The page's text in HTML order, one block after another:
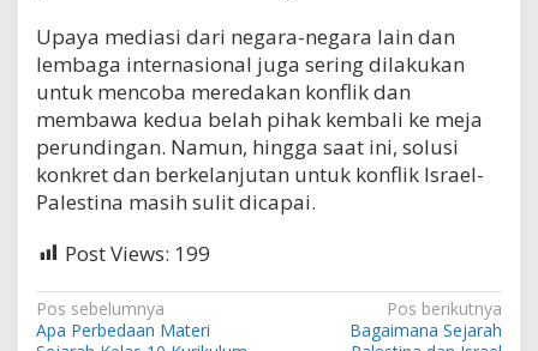
Upaya mediasi dari negara-negara lain dan
lembaga internasional juga sering dilakukan
untuk mencoba meredakan konflik dan
membawa kedua belah pihak kembali ke meja
perundingan. Namun, hingga saat ini, solusi
konkret dan berkelanjutan untuk konflik Israel-
Palestina masih sulit dicapai.
Post Views: 199
N
Pos sebelumnya
Apa Perbedaan Materi
Pos berikutnya
Bagaimana Sejarah